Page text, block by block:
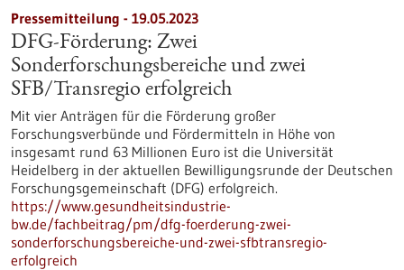
Pressemitteilung - 19.05.2023
DFG-Förderung: Zwei
Sonderforschungsbereiche und zwei
SFB/Transregio erfolgreich
Mit vier Anträgen für die Förderung großer
Forschungsverbünde und Fördermitteln in Höhe von
insgesamt rund 63 Millionen Euro ist die Universität
Heidelberg in der aktuellen Bewilligungsrunde der Deutschen
Forschungsgemeinschaft (DFG) erfolgreich.
https://www.gesundheitsindustrie-
bw.de/fachbeitrag/pm/dfg-foerderung-zwei-
sonderforschungsbereiche-und-zwei-sfbtransregio-
erfolgreich